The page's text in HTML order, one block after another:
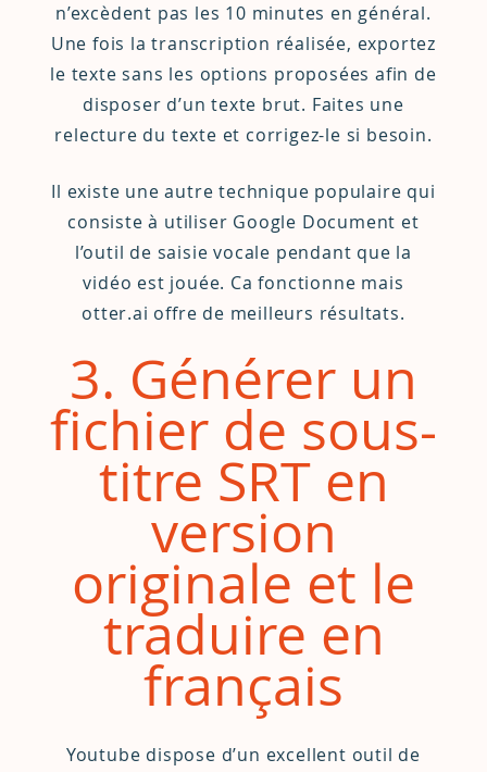
n’excèdent pas les 10 minutes en général.
Une fois la transcription réalisée, exportez
le texte sans les options proposées afin de
disposer d’un texte brut. Faites une
relecture du texte et corrigez-le si besoin.
Il existe une autre technique populaire qui
consiste à utiliser Google Document et
l’outil de saisie vocale pendant que la
vidéo est jouée. Ca fonctionne mais
otter.ai offre de meilleurs résultats.
3. Générer un
fichier de sous-
titre SRT en
version
originale et le
traduire en
français
Youtube dispose d’un excellent outil de